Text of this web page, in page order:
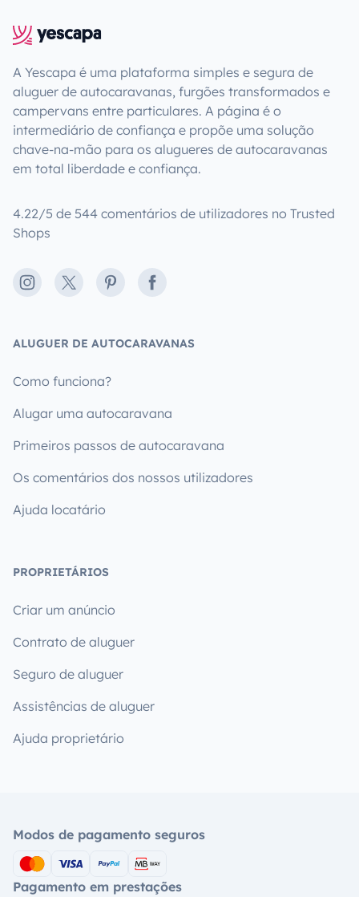
A Yescapa é uma plataforma simples e segura de
aluguer de autocaravanas, furgões transformados e
campervans entre particulares. A página é o
intermediário de confiança e propõe uma solução
chave-na-mão para os alugueres de autocaravanas
em total liberdade e confiança.
4.22/5 de 544 comentários de utilizadores no Trusted
Shops
Instagram
X PinterestFacebook
ALUGUER DE AUTOCARAVANAS
Como funciona?
Alugar uma autocaravana
Primeiros passos de autocaravana
Os comentários dos nossos utilizadores
Ajuda locatário
PROPRIETÁRIOS
Criar um anúncio
Contrato de aluguer
Seguro de aluguer
Assistências de aluguer
Ajuda proprietário
Modos de pagamento seguros
Pagamento em prestações